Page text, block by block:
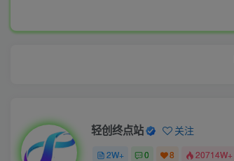
轻创终点站 关注
2W+ 0 8 20714W+